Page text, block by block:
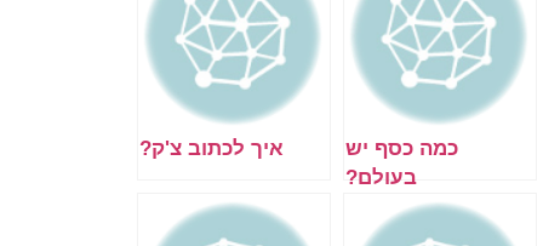
כמה כסף יש
בעולם?
איך לכתוב צ'ק?